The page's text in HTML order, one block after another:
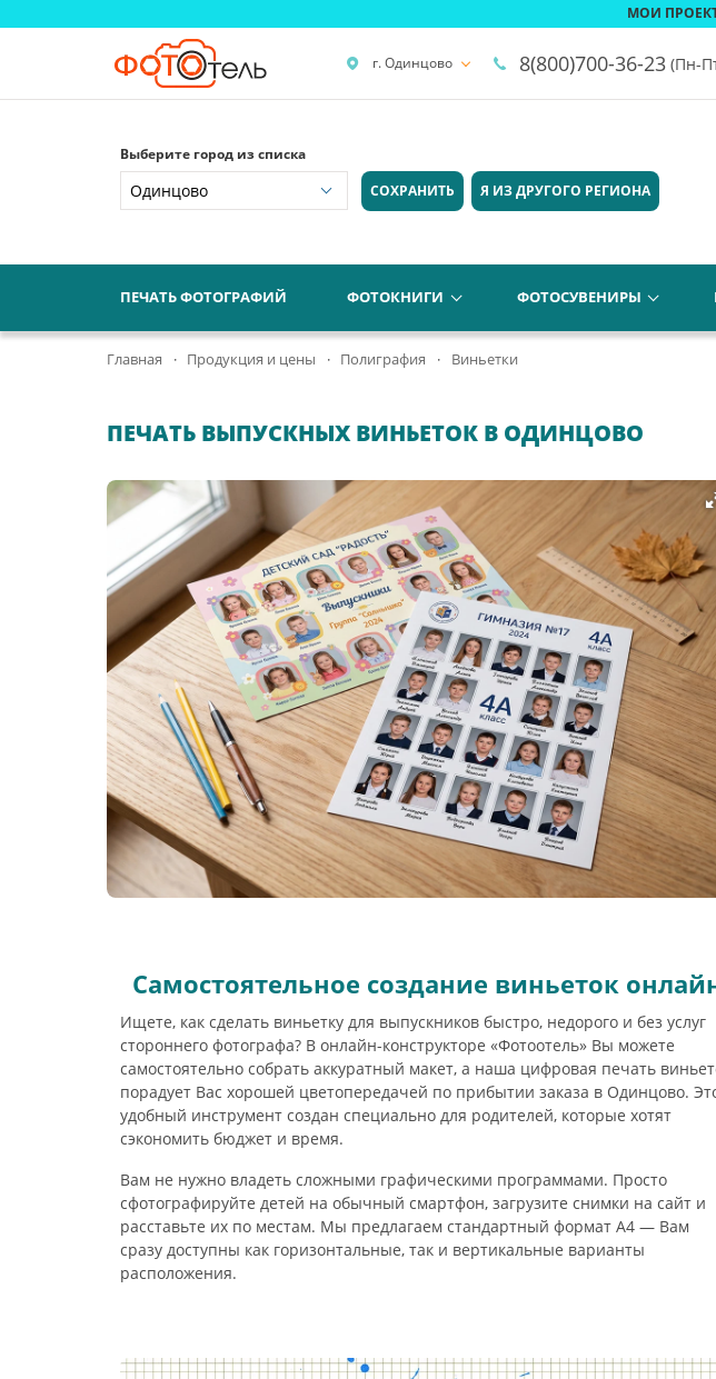
МОИ
г. Одинцово 8(800)700-36-23 (Пн-
Выберите город из списка
СОХРАНИТЬ
Я ИЗ ДРУГОГО РЕГИОНА
ПЕЧАТЬ ФОТОГРАФИЙ ФОТОКНИГИ ФОТОСУВЕНИРЫ
Главная Продукция и цены Полиграфия Виньетки
ПЕЧАТЬ ВЫПУСКНЫХ ВИНЬЕТОК В ОДИНЦОВО
Самостоятельное создание виньеток
Ищете, как сделать виньетку для выпускников быстро, недорого и без услуг
стороннего фотографа? В онлайн-конструкторе «Фотоотель» Вы можете
самостоятельно собрать аккуратный макет, а наша цифровая печать
порадует Вас хорошей цветопередачей по прибытии заказа в Одинцово.
удобный инструмент создан специально для родителей, которые хотят
сэкономить бюджет и время.
Вам не нужно владеть сложными графическими программами. Просто
сфотографируйте детей на обычный смартфон, загрузите снимки на сайт и
расставьте их по местам. Мы предлагаем стандартный формат А4 — Вам
сразу доступны как горизонтальные, так и вертикальные варианты
расположения.